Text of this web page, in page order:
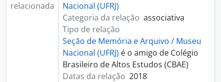
relacionada
Nacional (UFRJ)
Categoria da relação associativa
Tipo de relação
Seção de Memória e Arquivo / Museu
Nacional (UFRJ) é o amigo de Colégio
Brasileiro de Altos Estudos (CBAE)
Datas da relação 2018